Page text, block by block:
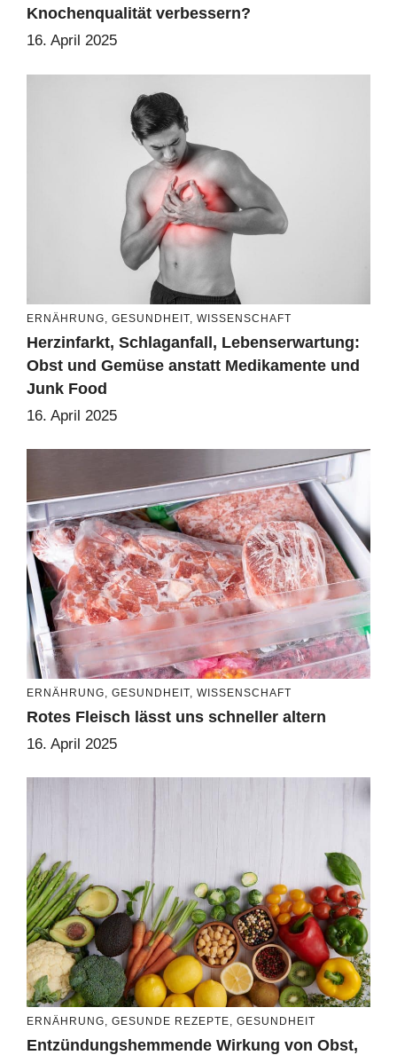
Knochenqualität verbessern?
16. April 2025
ERNÄHRUNG GESUNDHEIT WISSENSCHAFT
Herzinfarkt, Schlaganfall, Lebenserwartung:
Obst und Gemüse anstatt Medikamente und
Junk Food
16. April 2025
ERNÄHRUNG GESUNDHEIT WISSENSCHAFT
Rotes Fleisch lässt uns schneller altern
16. April 2025
ERNÄHRUNG, GESUNDE REZEPTE, GESUNDHEIT
Entzündungshemmende Wirkung von Obst,